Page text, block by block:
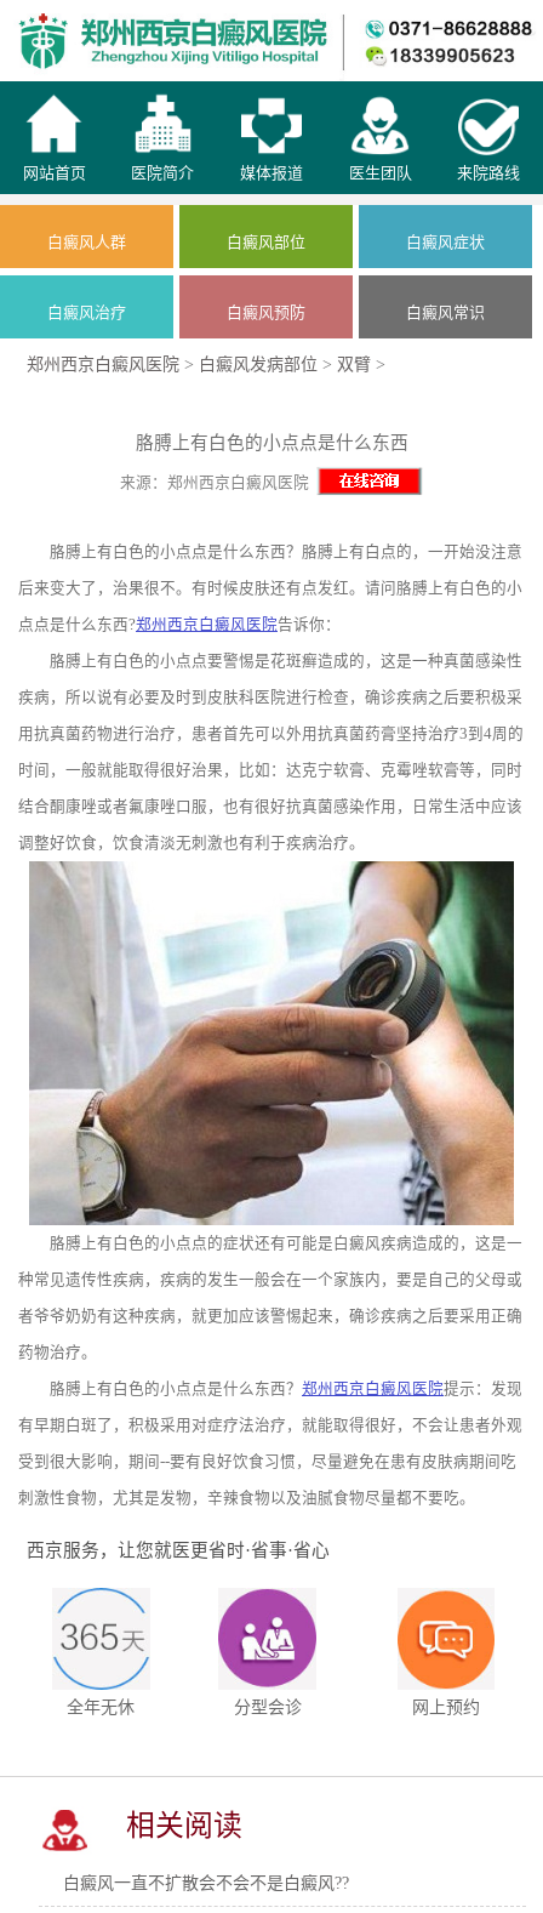
网站首页 医院简介 媒体报道 医生团队 来院路线
白癜风人群 白癜风部位 白癜风症状
白癜风治疗 白癜风预防 白癜风常识
郑州西京白癜风医院 > 白癜风发病部位 > 双臂 >
胳膊上有白色的小点点是什么东西
来源：郑州西京白癜风医院
胳膊上有白色的小点点是什么东西？胳膊上有白点的，一开始没注意
后来变大了，治果很不。有时候皮肤还有点发红。请问胳膊上有白色的小
点点是什么东西?郑州西京白癜风医院告诉你：
胳膊上有白色的小点点要警惕是花斑癣造成的，这是一种真菌感染性
疾病，所以说有必要及时到皮肤科医院进行检查，确诊疾病之后要积极采
用抗真菌药物进行治疗，患者首先可以外用抗真菌药膏坚持治疗3到4周的
时间，一般就能取得很好治果，比如：达克宁软膏、克霉唑软膏等，同时
结合酮康唑或者氟康唑口服，也有很好抗真菌感染作用，日常生活中应该
调整好饮食，饮食清淡无刺激也有利于疾病治疗。
胳膊上有白色的小点点的症状还有可能是白癜风疾病造成的，这是一
种常见遗传性疾病，疾病的发生一般会在一个家族内，要是自己的父母或
者爷爷奶奶有这种疾病，就更加应该警惕起来，确诊疾病之后要采用正确
药物治疗。
胳膊上有白色的小点点是什么东西？ 郑州西京白癜风医院提示：发现
有早期白斑了，积极采用对症疗法治疗，就能取得很好，不会让患者外观
受到很大影响，期间--要有良好饮食习惯，尽量避免在患有皮肤病期间吃
刺激性食物，尤其是发物，辛辣食物以及油腻食物尽量都不要吃。
西京服务，让您就医更省时·省事·省心
全年无休 分型会诊 网上预约
相关阅读
白癜风一直不扩散会不会不是白癜风??